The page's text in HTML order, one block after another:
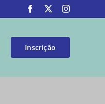
Facebook
X Instagram
Inscrição